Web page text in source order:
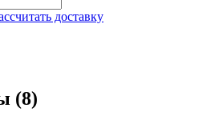
доставку
(8)